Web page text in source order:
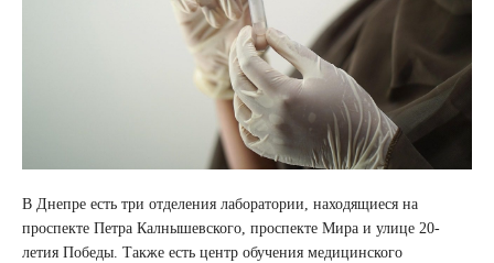
В Днепре есть три отделения лаборатории, находящиеся на
проспекте Петра Калнышевского, проспекте Мира и улице 20-
летия Победы. Также есть центр обучения медицинского